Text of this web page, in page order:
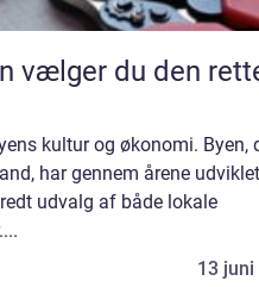
kultur og økonomi. Byen,
har gennem årene
udvalg af både lokale
13 juni